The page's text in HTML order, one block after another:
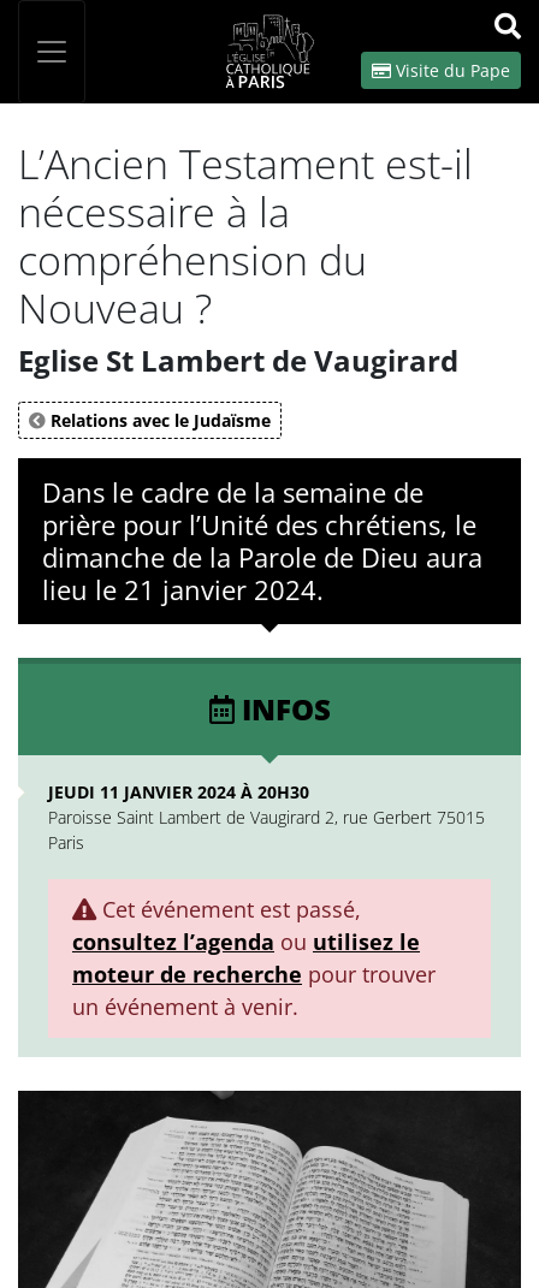
OK
Visite du Pape
L’Ancien Testament est-il
nécessaire à la
compréhension du
Nouveau ?
Eglise St Lambert de Vaugirard
Relations avec le Judaïsme
Dans le cadre de la semaine de
prière pour l’Unité des chrétiens, le
dimanche de la Parole de Dieu aura
lieu le 21 janvier 2024.
INFOS
JEUDI 11 JANVIER 2024 À 20H30
Paroisse Saint Lambert de Vaugirard 2, rue Gerbert 75015
Paris
Cet événement est passé,
consultez l’agenda ou utilisez le
moteur de recherche pour trouver
un événement à venir.
Panneau de gestion des cookies